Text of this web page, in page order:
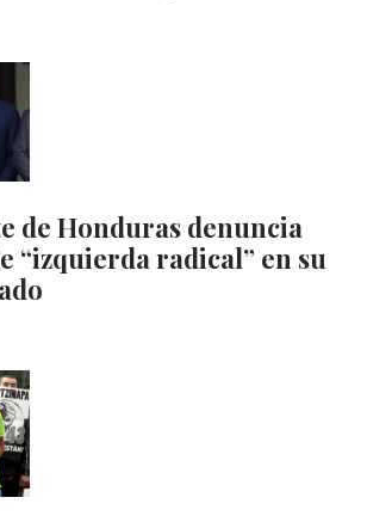
de Honduras denuncia
“izquierda radical” en su